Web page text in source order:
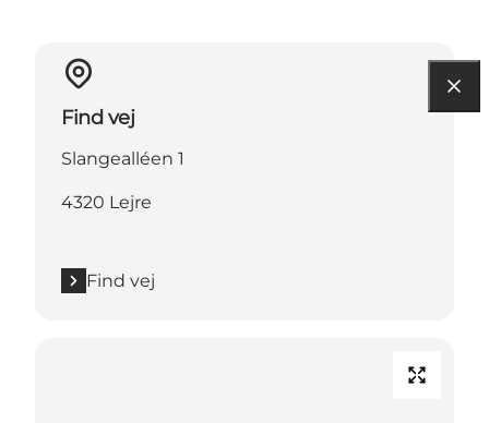
Find vej
Slangealléen 1
4320 Lejre
Find vej